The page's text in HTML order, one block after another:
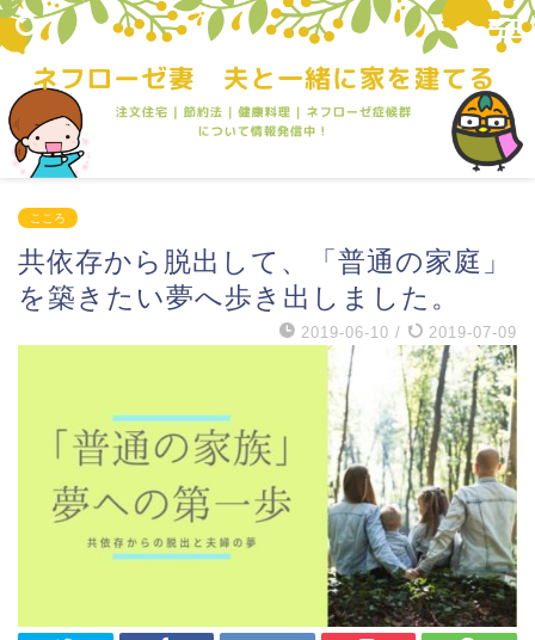
こころ
共依存から脱出して、「普通の家庭」
を築きたい夢へ歩き出しました。
2019-06-10 / 2019-07-09